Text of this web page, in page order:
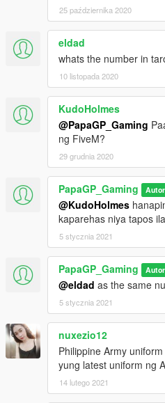
25 października 2020
eldad
whats the number in
10 listopada 2020
KudoHolmes
@PapaGP_Gaming
ng FiveM?
29 grudnia 2020
PapaGP_Gaming Autor
@KudoHolmes
kaparehas niya tapos
5 stycznia 2021
PapaGP_Gaming Autor
@eldad as the same
5 stycznia 2021
nuxezio12
Philippine Army
yung latest uniform ng
14 lutego 2021